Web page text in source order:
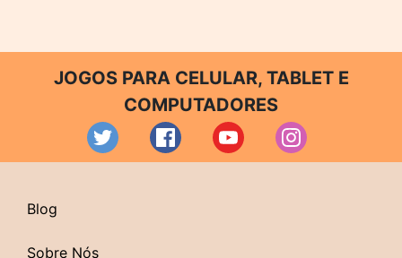
JOGOS PARA CELULAR, TABLET E
COMPUTADORES
Blog
Sobre Nós